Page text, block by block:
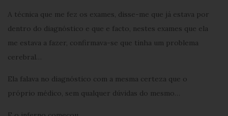
A técnica que me fez os exames, disse-me que já estava por
dentro do diagnóstico e que e facto, nestes exames que ela
me estava a fazer, confirmava-se que tinha um problema
cerebral…
Ela falava no diagnóstico com a mesma certeza que o
próprio médico, sem qualquer dúvidas do mesmo…